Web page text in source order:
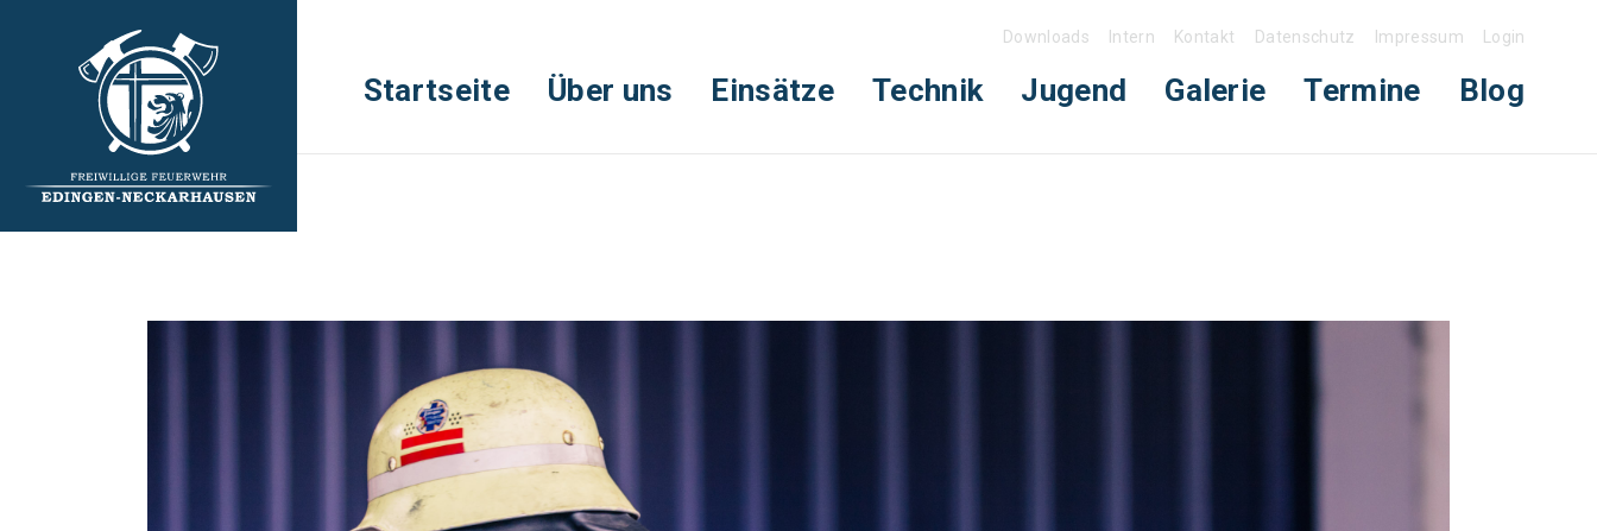
Downloads Intern Kontakt Datenschutz Impressum Login
Startseite Über uns Einsätze Technik Jugend Galerie Termine Blog